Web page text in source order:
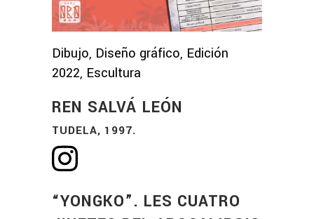
Dibujo, Diseño gráfico, Edición
2022, Escultura
REN SALVÁ LEÓN
TUDELA, 1997.
“YONGKO”. LES CUATRO